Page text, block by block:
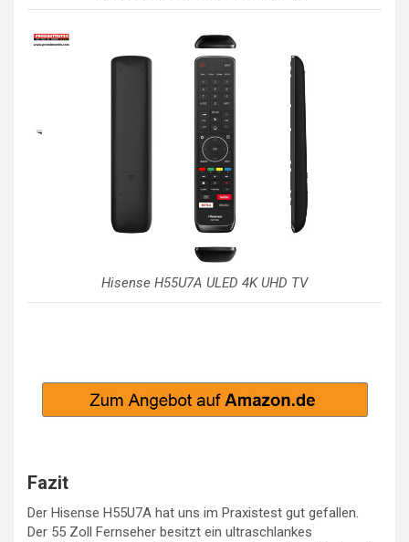
Hisense H55U7A ULED 4K UHD TV
Fazit
Der Hisense H55U7A hat uns im Praxistest gut gefallen.
Der 55 Zoll Fernseher besitzt ein ultraschlankes